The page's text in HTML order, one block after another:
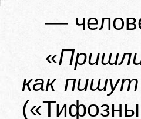
—
«
как